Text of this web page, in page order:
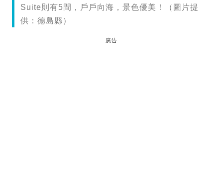
Suite則有5間，戶戶向海，景色優美！（圖片提
供：德島縣）
廣告